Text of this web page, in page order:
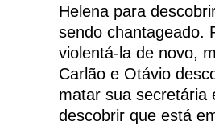
Helena para
sendo chantageado.
violentá-la de novo,
Carlão e Otávio
matar sua secretária
descobrir que está